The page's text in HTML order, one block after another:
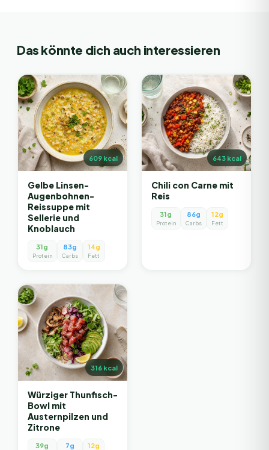
Das könnte dich auch interessieren
609kcal
Gelbe Linsen-
Augenbohnen-
Reissuppe mit
Sellerie und
Knoblauch
31g
Protein
83g
Carbs
14g
Fett
643kcal
Chili con Carne mit
Reis
31g
Protein
86g
Carbs
12g
Fett
316kcal
Würziger Thunfisch-
Bowl mit
Austernpilzen und
Zitrone
39g 7g 12g